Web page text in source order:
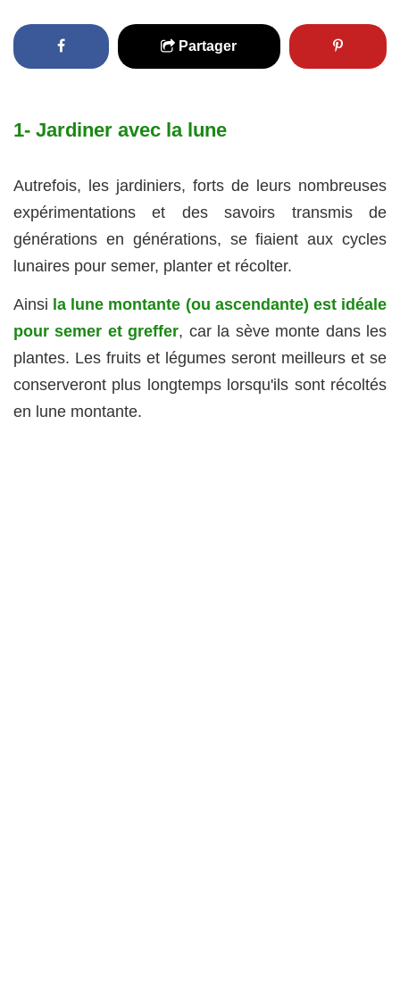
Partager
1- Jardiner avec la lune
Autrefois, les jardiniers, forts de leurs nombreuses
expérimentations et des savoirs transmis de
générations en générations, se fiaient aux cycles
lunaires pour semer, planter et récolter.
Ainsi la lune montante (ou ascendante) est idéale
pour semer et greffer, car la sève monte dans les
plantes. Les fruits et légumes seront meilleurs et se
conserveront plus longtemps lorsqu'ils sont récoltés
en lune montante.